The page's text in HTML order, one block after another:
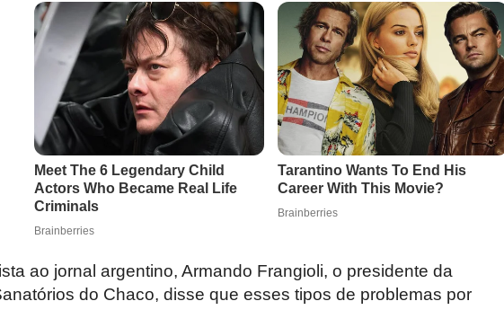
ao jornal argentino, Armando Frangioli, o presidente da
do Chaco, disse que esses tipos de problemas por